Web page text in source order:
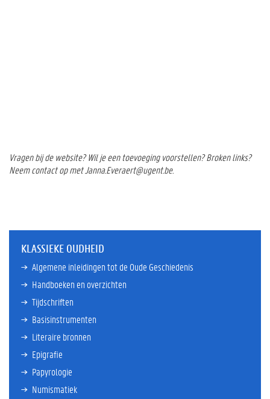
Vragen bij de website? Wil je een toevoeging voorstellen? Broken links?
Neem contact op met Janna.Everaert@ugent.be.
KLASSIEKE OUDHEID
Algemene inleidingen tot de Oude Geschiedenis
Handboeken en overzichten
Tijdschriften
Basisinstrumenten
Literaire bronnen
Epigrafie
Papyrologie
Numismatiek